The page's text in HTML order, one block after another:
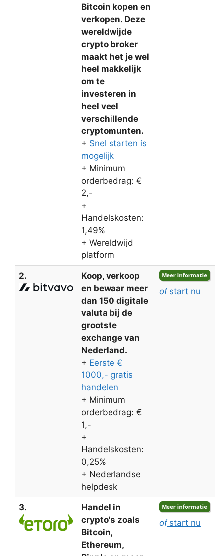
Bitcoin kopen en
verkopen. Deze
wereldwijde
crypto broker
maakt het je wel
heel makkelijk
om te
investeren in
heel veel
verschillende
cryptomunten.
+ Snel starten is
mogelijk
+ Minimum
orderbedrag: €
2,-
+
Handelskosten:
1,49%
+ Wereldwijd
platform
2.
Koop, verkoop
en bewaar meer
dan 150 digitale
valuta bij de
grootste
exchange van
Nederland.
+ Eerste €
1000,- gratis
handelen
+ Minimum
orderbedrag: €
1,-
+
Handelskosten:
0,25%
+ Nederlandse
helpdesk
ofstart nu
3.
Handel in
crypto's zoals
Bitcoin,
Ethereum,
ofstart nu